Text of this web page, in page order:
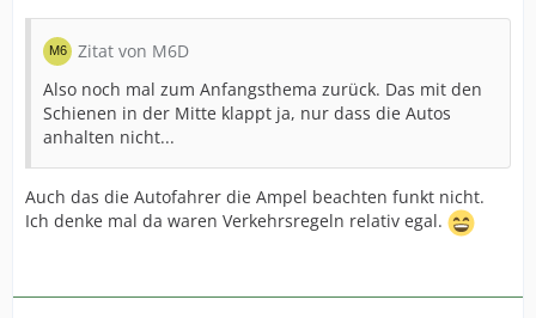
Zitat von M6D
Also noch mal zum Anfangsthema zurück. Das mit den
Schienen in der Mitte klappt ja, nur dass die Autos
anhalten nicht...
Auch das die Autofahrer die Ampel beachten funkt nicht.
Ich denke mal da waren Verkehrsregeln relativ egal.